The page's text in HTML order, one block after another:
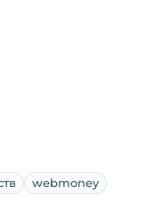
webmoney